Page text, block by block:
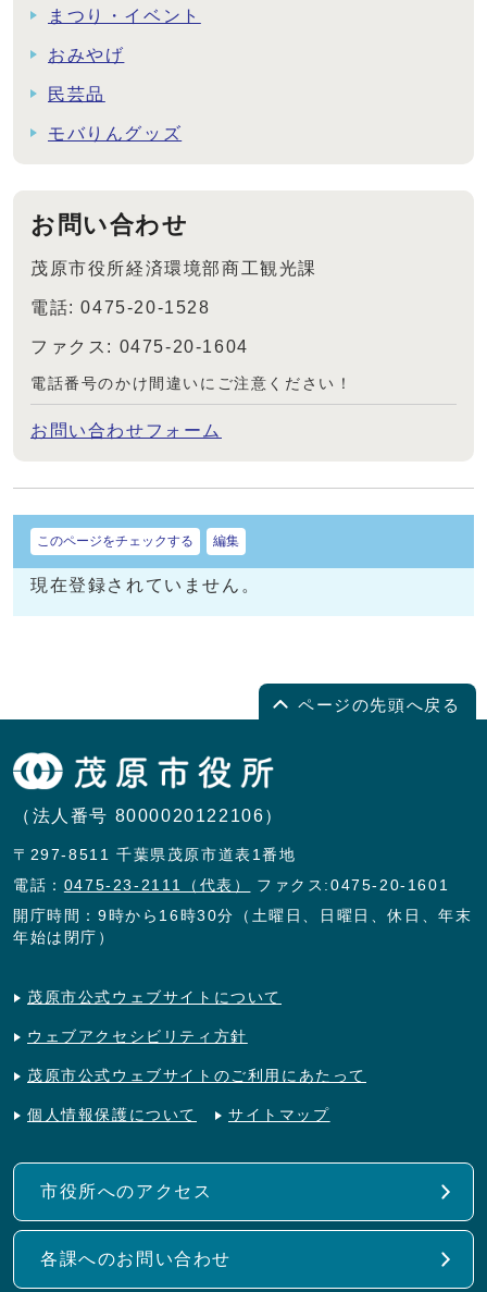
まつり・イベント
おみやげ
民芸品
モバりんグッズ
お問い合わせ
茂原市役所経済環境部商工観光課
電話: 0475-20-1528
ファクス: 0475-20-1604
電話番号のかけ間違いにご注意ください！
お問い合わせフォーム
このページをチェックする 編集
現在登録されていません。
ページの先頭へ戻る
（法人番号 8000020122106）
〒297-8511 千葉県茂原市道表1番地
電話： 0475-23-2111（代表）
ファクス:0475-20-1601
開庁時間：9時から16時30分（土曜日、日曜日、休日、年末
年始は閉庁）
茂原市公式ウェブサイトについて
ウェブアクセシビリティ方針
茂原市公式ウェブサイトのご利用にあたって
個人情報保護について サイトマップ
市役所へのアクセス
各課へのお問い合わせ